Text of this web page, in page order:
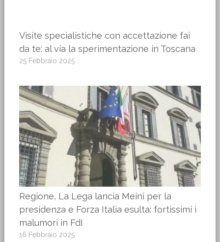
Visite specialistiche con accettazione fai
da te: al via la sperimentazione in Toscana
25 Febbraio 2025
Regione, La Lega lancia Meini per la
presidenza e Forza Italia esulta: fortissimi i
malumori in FdI
16 Febbraio 2025